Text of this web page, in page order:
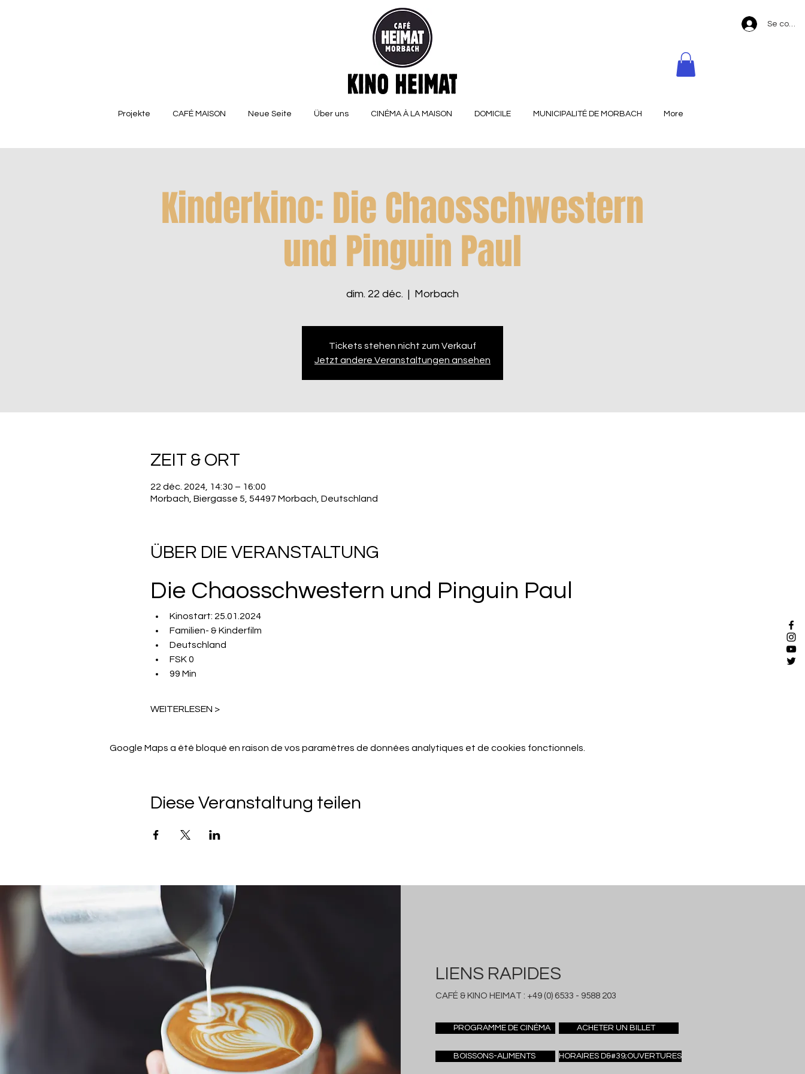
Se
Projekte CAFÉ MAISON Neue Seite Über uns CINÉMA À LA MAISON DOMICILE MUNICIPALITÉ DE MORBACH More
Kinderkino: Die Chaosschwestern
und Pinguin Paul
dim. 22 déc.
  |
Morbach
Tickets stehen nicht zum Verkauf
Jetzt andere Veranstaltungen ansehen
ZEIT & ORT
22 déc. 2024, 14:30 – 16:00
Morbach, Biergasse 5, 54497 Morbach, Deutschland
ÜBER DIE VERANSTALTUNG
Die Chaosschwestern und Pinguin Paul
Kinostart: 25.01.2024
Familien- & Kinderfilm
Deutschland
FSK 0
99 Min
WEITERLESEN >
Google Maps a été bloqué en raison de vos paramètres de données analytiques et de cookies fonctionnels.
Diese Veranstaltung teilen
LIENS RAPIDES
CAFÉ & KINO HEIMAT : +49 (0) 6533 - 9588 203
PROGRAMME DE CINÉMA ACHETER UN BILLET
BOISSONS-ALIMENTS HORAIRES D&#39;OUVERTURES